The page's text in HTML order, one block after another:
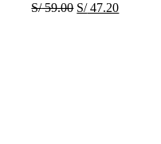
S/59.00 S/47.20